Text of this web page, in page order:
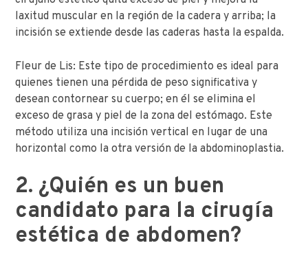
laxitud muscular en la región de la cadera y arriba; la
incisión se extiende desde las caderas hasta la espalda.
Fleur de Lis: Este tipo de procedimiento es ideal para
quienes tienen una pérdida de peso significativa y
desean contornear su cuerpo; en él se elimina el
exceso de grasa y piel de la zona del estómago. Este
método utiliza una incisión vertical en lugar de una
horizontal como la otra versión de la abdominoplastia.
2. ¿Quién es un buen
candidato para la cirugía
estética de abdomen?